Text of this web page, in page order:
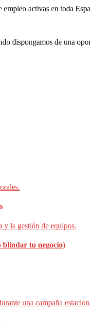
activas en toda
dispongamos de una
blindar tu negocio)